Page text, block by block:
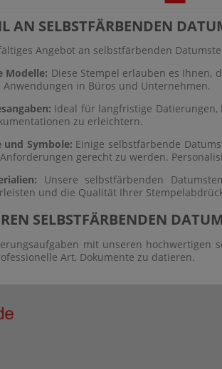
AN SELBSTFÄRBENDEN
Angebot an selbstfärbenden
Modelle: Diese Stempel erlauben es Ihnen,
in Büros und Unternehmen.
Ideal für langfristige Datierungen,
zu erleichtern.
und Symbole: Einige selbstfärbende
gerecht zu werden.
Unsere selbstfärbenden
und die Qualität Ihrer
SELBSTFÄRBENDEN
mit unseren hochwertigen
Art, Dokumente zu datieren.